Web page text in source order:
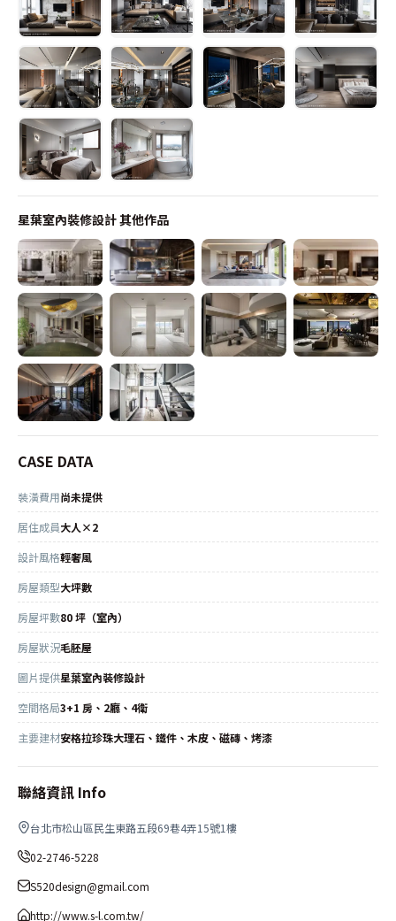
星葉室內裝修設計其他作品
CASE DATA
裝潢費用尚未提供
居住成員大人×2
設計風格輕奢風
房屋類型大坪數
房屋坪數80 坪（室內）
房屋狀況毛胚屋
圖片提供星葉室內裝修設計
空間格局3+1 房、2廳、4衛
主要建材安格拉珍珠大理石、鐵件、木皮、磁磚、烤漆
聯絡資訊 Info
台北市松山區民生東路五段69巷4弄15號1樓
02-2746-5228
S520design@gmail.com
http://www.s-l.com.tw/